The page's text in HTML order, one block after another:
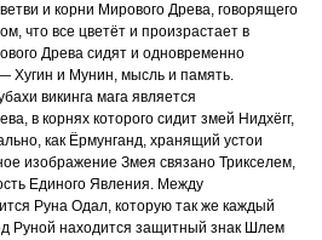
и корни Мирового Древа, говорящего
что все цветёт и произрастает в
Древа сидят и одновременно
Хугин и Мунин, мысль и память.
викинга мага является
в корнях которого сидит змей Нидхёгг,
как Ёрмунганд, хранящий устои
изображение Змея связано Трикселем,
Единого Явления. Между
Руна Одал, которую так же каждый
Руной находится защитный знак Шлем